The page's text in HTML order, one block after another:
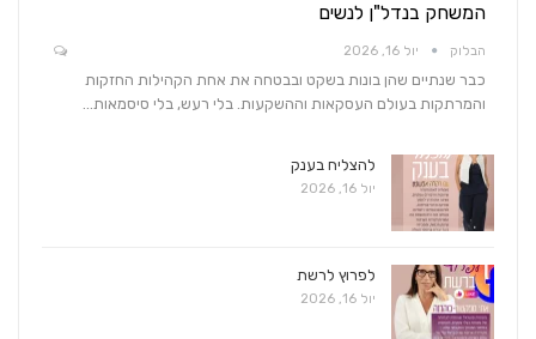
המשחק בנדל"ן לנשים
הבלוק יול 16, 2026
כבר שנתיים שהן בונות בשקט ובבטחה את אחת הקהילות החזקות
והמרתקות בעולם העסקאות וההשקעות. בלי רעש, בלי סיסמאות…
להצליח בענק
יול 16, 2026
לפרוץ לרשת
יול 16, 2026